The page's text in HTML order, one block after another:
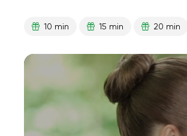
10 min 15 min 20 min